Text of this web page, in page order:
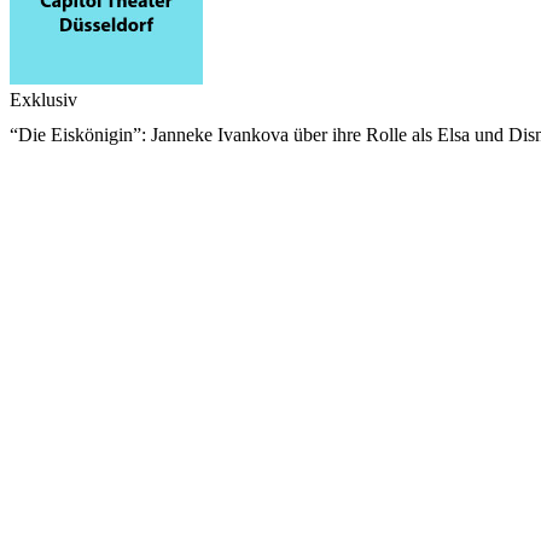
Exklusiv
“Die Eiskönigin”: Janneke Ivankova über ihre Rolle als Elsa und